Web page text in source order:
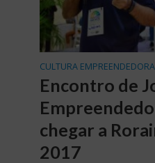
CULTURA EMPREENDEDORA
Encontro de
chegar a
2017